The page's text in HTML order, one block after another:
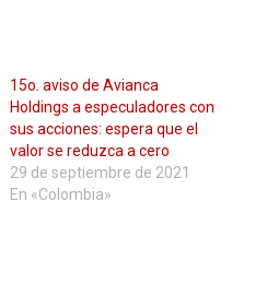
15o. aviso de Avianca
Holdings a especuladores con
sus acciones: espera que el
valor se reduzca a cero
29 de septiembre de 2021
En «Colombia»